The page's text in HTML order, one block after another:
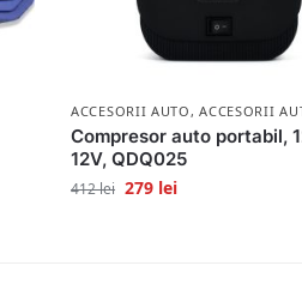
ACCESORII AUTO ,ACCESORII
Compresor auto portabil,
12V, QDQ025
412lei 279 lei